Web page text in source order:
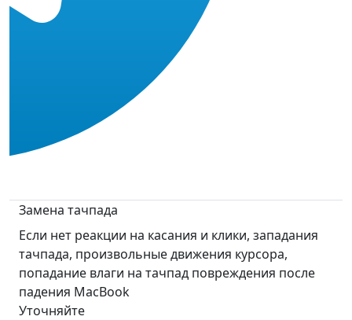
Замена тачпада
Если нет реакции на касания и клики, западания
тачпада, произвольные движения курсора,
попадание влаги на тачпад повреждения после
падения MacBook
Уточняйте